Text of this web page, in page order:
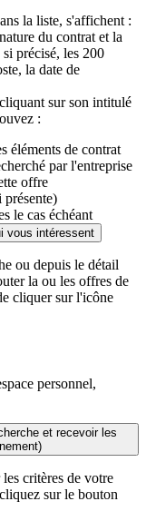
la liste, s'affichent :
du contrat et la
précisé, les 200
la date de
sur son intitulé
:
éléments de contrat
par l'entreprise
offre
présente)
le cas échéant
vous intéressent
ou depuis le détail
la ou les offres de
cliquer sur l'icône
personnel,
et recevoir les
critères de votre
sur le bouton